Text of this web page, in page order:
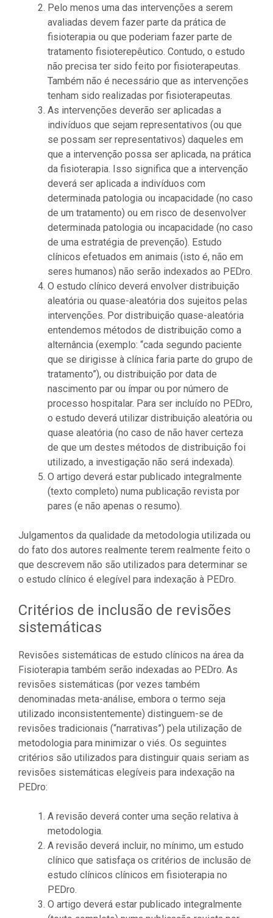
Pelo menos uma das intervenções a serem
avaliadas devem fazer parte da prática de
fisioterapia ou que poderiam fazer parte de
tratamento fisioterepêutico. Contudo, o estudo
não precisa ter sido feito por fisioterapeutas.
Também não é necessário que as intervenções
tenham sido realizadas por fisioterapeutas.
As intervenções deverão ser aplicadas a
indivíduos que sejam representativos (ou que
se possam ser representativos) daqueles em
que a intervenção possa ser aplicada, na prática
da fisioterapia. Isso significa que a intervenção
deverá ser aplicada a indivíduos com
determinada patologia ou incapacidade (no caso
de um tratamento) ou em risco de desenvolver
determinada patologia ou incapacidade (no caso
de uma estratégia de prevenção). Estudo
clínicos efetuados em animais (isto é, não em
seres humanos) não serão indexados ao PEDro.
O estudo clínico deverá envolver distribuição
aleatória ou quase-aleatória dos sujeitos pelas
intervenções. Por distribuição quase-aleatória
entendemos métodos de distribuição como a
alternância (exemplo: “cada segundo paciente
que se dirigisse à clínica faria parte do grupo de
tratamento”), ou distribuição por data de
nascimento par ou ímpar ou por número de
processo hospitalar. Para ser incluído no PEDro,
o estudo deverá utilizar distribuição aleatória ou
quase aleatória (no caso de não haver certeza
de que um destes métodos de distribuição foi
utilizado, a investigação não será indexada).
O artigo deverá estar publicado integralmente
(texto completo) numa publicação revista por
pares (e não apenas o resumo).
Julgamentos da qualidade da metodologia utilizada ou
do fato dos autores realmente terem realmente feito o
que descrevem não são utilizados para determinar se
o estudo clínico é elegível para indexação à PEDro.
Critérios de inclusão de revisões
sistemáticas
Revisões sistemáticas de estudo clínicos na área da
Fisioterapia também serão indexadas ao PEDro. As
revisões sistemáticas (por vezes também
denominadas meta-análise, embora o termo seja
utilizado inconsistentemente) distinguem-se de
revisões tradicionais (“narrativas”) pela utilização de
metodologia para minimizar o viés. Os seguintes
critérios são utilizados para distinguir quais seriam as
revisões sistemáticas elegíveis para indexação na
PEDro:
A revisão deverá conter uma seção relativa à
metodologia.
A revisão deverá incluir, no mínimo, um estudo
clínico que satisfaça os critérios de inclusão de
estudo clínicos clínicos em fisioterapia no
PEDro.
O artigo deverá estar publicado integralmente